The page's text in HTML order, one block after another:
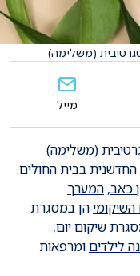
(משלימה)
(משלימה)
בבית החולים.
כאב, המערך
הן במסגרת
שיקום יום,
לילדיםומרפאות
מייל